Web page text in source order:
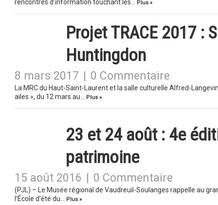
rencontres d’information touchant les…
Plus »
Projet TRACE 2017 :
Huntingdon
8 mars 2017 0 Commentaire
La MRC du Haut-Saint-Laurent et la salle culturelle Alfred-
ailes », du 12 mars au…
Plus »
23 et 24 août : 4e
patrimoine
15 août 2016 0 Commentaire
(PJL) – Le Musée régional de Vaudreuil-Soulanges rappelle au
l’École d’été du…
Plus »